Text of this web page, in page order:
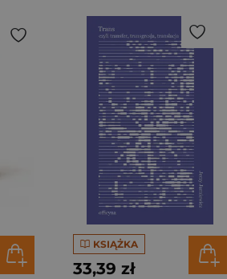
KSIĄŻKA
33,39 zł